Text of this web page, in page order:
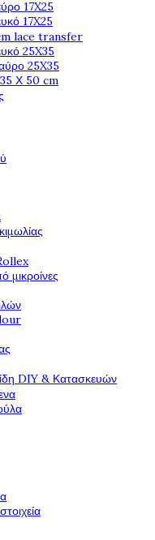
17X25
17X25
lace transfer
25X35
25X35
Χ 50 cm
DIY & Κατασκευών